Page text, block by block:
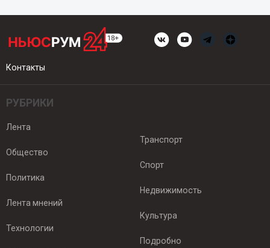
Контакты
РУБРИКИ
Лента
Общество
Политика
Лента мнений
Технологии
Транспорт
Спорт
Недвижимость
Культура
Подробно